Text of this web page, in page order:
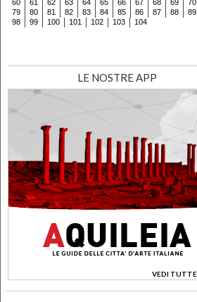
60 61 62 63 64 65 66 67 68 69 70
79
80 81 82 83 84 85 86 87 88 89
98
99 100 101 102 103
104
LE NOSTRE APP
VEDI TUTTE
>